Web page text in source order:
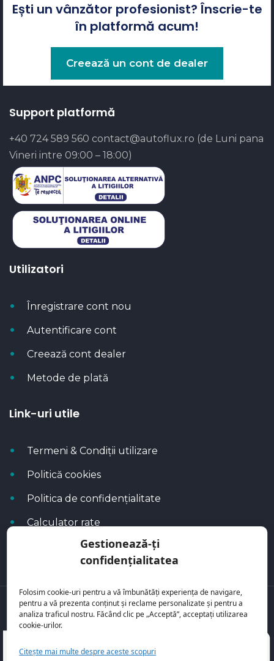
Gestionează-ți
confidențialitatea
Folosim cookie-uri pentru a vă îmbunătăți experiența de navigare,
pentru a vă prezenta conținut și reclame personalizate și pentru a
analiza traficul nostru. Făcând clic pe „Acceptă”, acceptați utilizarea
cookie-urilor.
Citește mai multe despre aceste scopuri
Ești un vânzător profesionist? Înscrie-te
în platformă acum!
Creează un cont de dealer
Support platformă
+40 724 589 560 contact@autoflux.ro (de Luni pana
Vineri intre 09:00 – 18:00)
Utilizatori
Înregistrare cont nou
Autentificare cont
Creează cont dealer
Metode de plată
Link-uri utile
Termeni & Condiții utilizare
Politică cookies
Politica de confidențialitate
Calculator rate
Blog Autoflux
Toate mașinile se regăsesc peAutoFlux